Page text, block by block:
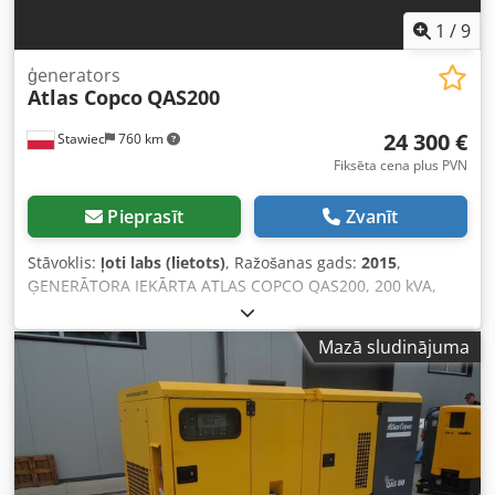
1 /9
Stawiec 760 km
ģenerators
Atlas Copco QAS200
24 300 €
Fiksēta cena plus PVN
Pieprasīt Zvanīt
Stāvoklis: ļoti labs (lietots), Ražošanas gads: 2015,
ĢENERĀTORA IEKĀRTA ATLAS COPCO QAS200, 200 kVA,
2015. gads, pēc apkopes. Tehniskie dati: Jauda: 200 kVA
(160 kW); Ražošanas gads: 2015; Dzinējs: VOLVO PENTA.
Nodarbināto stundu skaits: 3705 stundas. Ģenerātora
iekārta ir pilnībā darba kārtībā. Netto cena: 105 000 PLN.
Bruto cena: 129 150 PLN. Chedpfx Apezp H T Hs Eea Video
Mazā sludinājuma